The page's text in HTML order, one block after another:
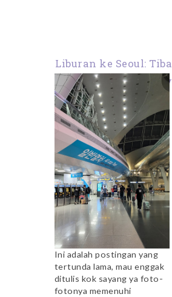
Liburan ke Seoul: Tiba
di Airport dan Review
Hotel Skypark II
Myeongdong
Ini adalah postingan yang
tertunda lama, mau enggak
ditulis kok sayang ya foto-
fotonya memenuhi